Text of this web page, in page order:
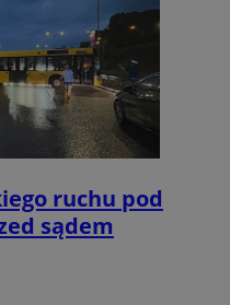
ruchu pod
sądem